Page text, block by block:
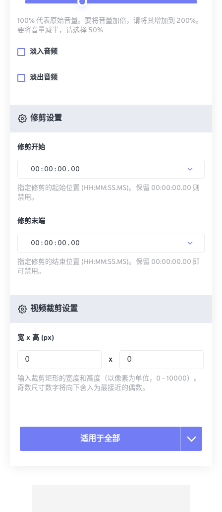
100% 代表原始音量。要将音量加倍，请将其增加到 200%。
要将音量减半，请选择 50%
淡入音频
淡出音频
修剪设置
修剪开始
00 : 00 : 00 . 00
指定修剪的起始位置 (HH:MM:SS.MS)。保留 00:00:00.00 则
禁用。
修剪末端
00 : 00 : 00 . 00
指定修剪的结束位置 (HH:MM:SS.MS)。保留 00:00:00.00 即
可禁用。
视频裁剪设置
宽 x 高 (px)
x
输入裁剪矩形的宽度和高度（以像素为单位，0 - 10000）。
奇数尺寸数字将向下舍入为最接近的偶数。
适用于全部